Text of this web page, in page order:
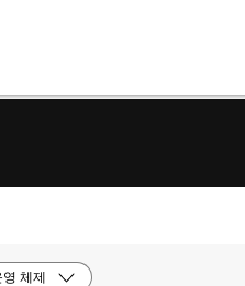
영 체제